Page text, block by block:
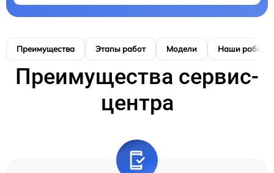
Преимущества Этапы работ Модели Наши работы
Преимущества сервис-
центра